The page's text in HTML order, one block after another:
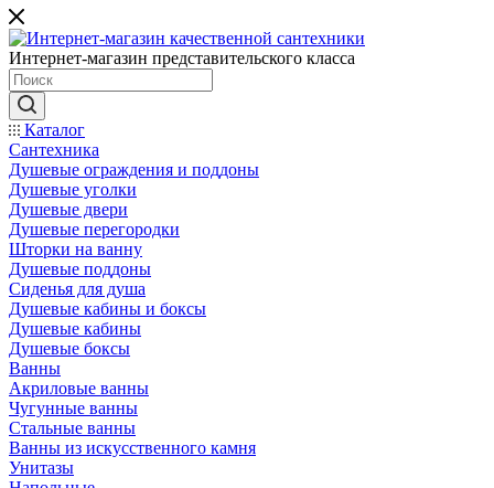
Интернет-магазин представительского класса
Каталог
Сантехника
Душевые ограждения и поддоны
Душевые уголки
Душевые двери
Душевые перегородки
Шторки на ванну
Душевые поддоны
Сиденья для душа
Душевые кабины и боксы
Душевые кабины
Душевые боксы
Ванны
Акриловые ванны
Чугунные ванны
Стальные ванны
Ванны из искусственного камня
Унитазы